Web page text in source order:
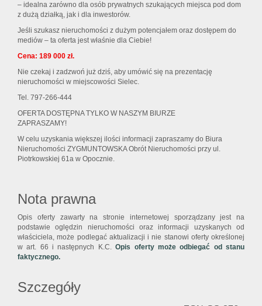
– idealna zarówno dla osób prywatnych szukających miejsca pod dom
z dużą działką, jak i dla inwestorów.
Jeśli szukasz nieruchomości z dużym potencjałem oraz dostępem do
mediów – ta oferta jest właśnie dla Ciebie!
Cena: 189 000 zł.
Nie czekaj i zadzwoń już dziś, aby umówić się na prezentację
nieruchomości w miejscowości Sielec.
Tel. 797-266-444
OFERTA DOSTĘPNA TYLKO W NASZYM BIURZE
ZAPRASZAMY!
W celu uzyskania większej ilości informacji zapraszamy do Biura
Nieruchomości ZYGMUNTOWSKA Obrót Nieruchomości przy ul.
Piotrkowskiej 61a w Opocznie.
Nota prawna
Opis oferty zawarty na stronie internetowej sporządzany jest na
podstawie oględzin nieruchomości oraz informacji uzyskanych od
właściciela, może podlegać aktualizacji i nie stanowi oferty określonej
w art. 66 i następnych K.C.Opis oferty może odbiegać od stanu
faktycznego.
Szczegóły